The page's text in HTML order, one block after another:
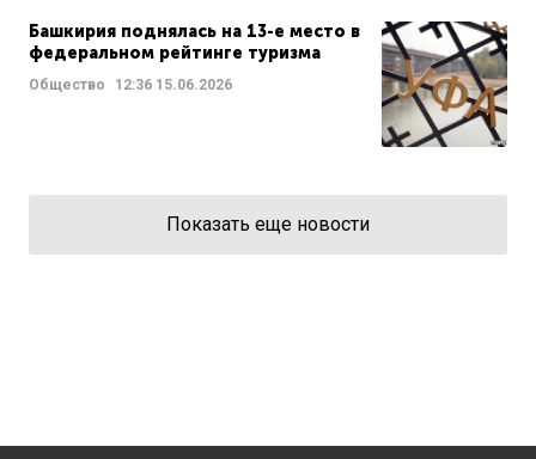
Башкирия поднялась на 13-е место в
федеральном рейтинге туризма
Общество 12:36 15.06.2026
Показать еще новости